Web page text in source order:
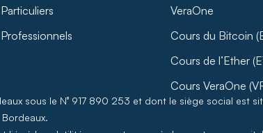
Particuliers
Professionnels
VeraOne
Cours du Bitcoin
Cours de l’Ether
Cours VeraOne
sous le N° 917 890 253 et dont le siège social est
Bordeaux.